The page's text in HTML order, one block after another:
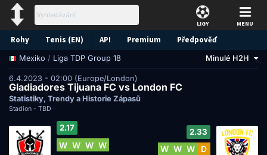
LIGY MENU
Rohy Tenis (EN) API Premium Předpověď
Mexiko / Liga TDP Group 18 Minulé H2H
6.4.2023 - 02:00 (Europe/London)
Gladiadores Tijuana FC vs London FC
Statistiky, Trendy a Historie Zápasů
Stadion - TBD
2.17
W W W W
2.33
W W W D